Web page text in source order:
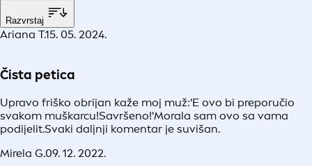
Razvrstaj
Ariana T.15. 05. 2024.
Čista petica
Upravo friško obrijan kaže moj muž:'E ovo bi preporučio
svakom muškarcu!Savršeno!'Morala sam ovo sa vama
podijelit.Svaki daljnji komentar je suvišan.
Mirela G.09. 12. 2022.